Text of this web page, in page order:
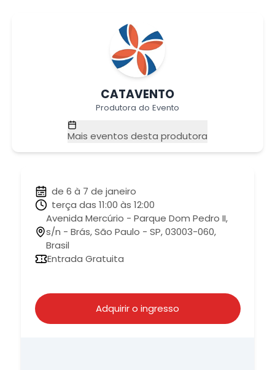
CATAVENTO
Produtora do Evento
Mais eventos desta produtora
de 6 à 7 de janeiro
terça das 11:00 às 12:00
Avenida Mercúrio - Parque Dom Pedro II,
s/n - Brás, São Paulo - SP, 03003-060,
Brasil
Entrada Gratuita
Adquirir o ingresso